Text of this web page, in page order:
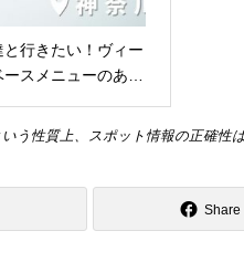
と行きたい！ヴィー
スメニューのあ…
う性質上、スポット情報の正確性
Share